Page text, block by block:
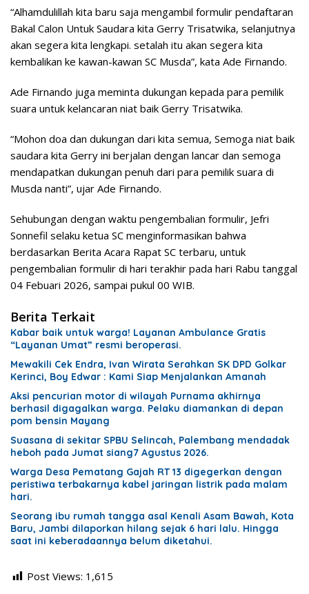
“Alhamdulillah kita baru saja mengambil formulir pendaftaran
Bakal Calon Untuk Saudara kita Gerry Trisatwika, selanjutnya
akan segera kita lengkapi. setalah itu akan segera kita
kembalikan ke kawan-kawan SC Musda”, kata Ade Firnando.
Ade Firnando juga meminta dukungan kepada para pemilik
suara untuk kelancaran niat baik Gerry Trisatwika.
“Mohon doa dan dukungan dari kita semua, Semoga niat baik
saudara kita Gerry ini berjalan dengan lancar dan semoga
mendapatkan dukungan penuh dari para pemilik suara di
Musda nanti”, ujar Ade Firnando.
Sehubungan dengan waktu pengembalian formulir, Jefri
Sonnefil selaku ketua SC menginformasikan bahwa
berdasarkan Berita Acara Rapat SC terbaru, untuk
pengembalian formulir di hari terakhir pada hari Rabu tanggal
04 Febuari 2026, sampai pukul 00 WIB.
Berita Terkait
Kabar baik untuk warga! Layanan Ambulance Gratis
“Layanan Umat” resmi beroperasi.
Mewakili Cek Endra, Ivan Wirata Serahkan SK DPD Golkar
Kerinci, Boy Edwar : Kami Siap Menjalankan Amanah
Aksi pencurian motor di wilayah Purnama akhirnya
berhasil digagalkan warga. Pelaku diamankan di depan
pom bensin Mayang
Suasana di sekitar SPBU Selincah, Palembang mendadak
heboh pada Jumat siang7 Agustus 2026.
Warga Desa Pematang Gajah RT 13 digegerkan dengan
peristiwa terbakarnya kabel jaringan listrik pada malam
hari.
Seorang ibu rumah tangga asal Kenali Asam Bawah, Kota
Baru, Jambi dilaporkan hilang sejak 6 hari lalu. Hingga
saat ini keberadaannya belum diketahui.
Post Views: 1,615